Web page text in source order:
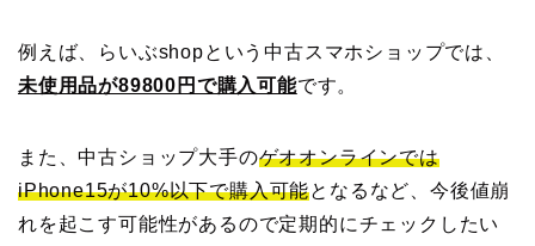
例えば、らいぶshopという中古スマホショップでは、
未使用品が89800円で購入可能です。
また、中古ショップ大手のゲオオンラインでは
iPhone15が10%以下で購入可能となるなど、今後値崩
れを起こす可能性があるので定期的にチェックしたい